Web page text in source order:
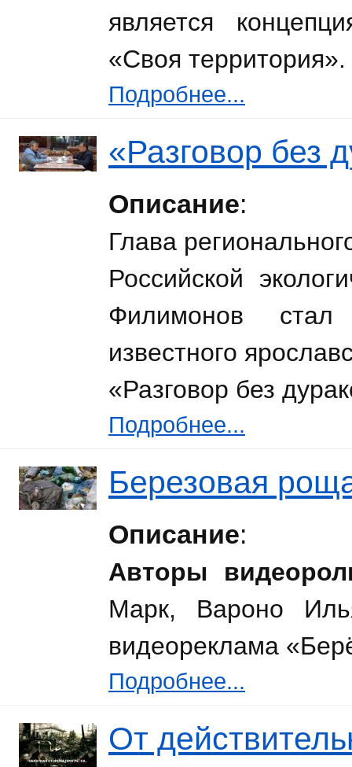
является
«Своя территория».
Подробнее...
«Разговор без
Описание:
Глава
Российской
Филимонов стал
известного
«Разговор без
Подробнее...
Березовая
Описание:
Авторы
Марк, Вароно
видеореклама
Подробнее...
От